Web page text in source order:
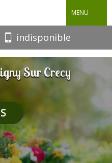
MENU
indisponible
Sur Crecy